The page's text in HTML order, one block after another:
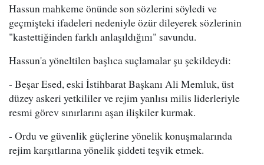
Hassun mahkeme önünde son sözlerini söyledi ve
geçmişteki ifadeleri nedeniyle özür dileyerek sözlerinin
"kastettiğinden farklı anlaşıldığını" savundu.
Hassun'a yöneltilen başlıca suçlamalar şu şekildeydi:
- Beşar Esed, eski İstihbarat Başkanı Ali Memluk, üst
düzey askeri yetkililer ve rejim yanlısı milis liderleriyle
resmi görev sınırlarını aşan ilişkiler kurmak.
- Ordu ve güvenlik güçlerine yönelik konuşmalarında
rejim karşıtlarına yönelik şiddeti teşvik etmek.